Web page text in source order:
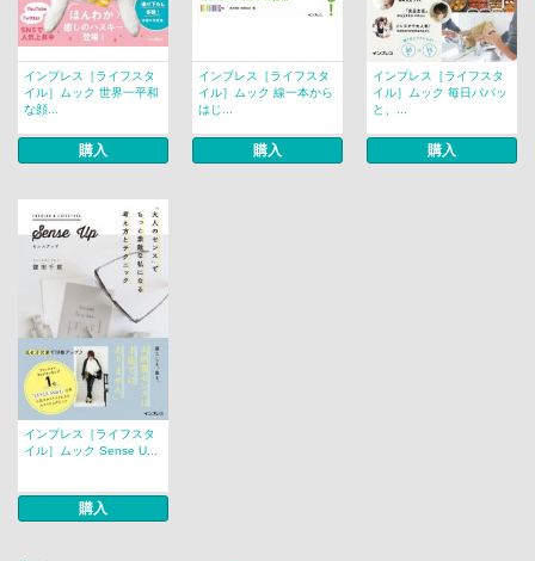
インプレス［ライフスタ
イル］ムック 世界一平和
な顔...
購入
インプレス［ライフスタ
イル］ムック 線一本から
はじ...
購入
インプレス［ライフスタ
イル］ムック 毎日パパッ
と、...
購入
インプレス［ライフスタ
イル］ムック Sense U...
購入